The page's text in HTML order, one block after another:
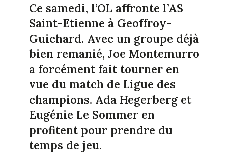
Ce samedi, l’OL affronte l’AS
Saint-Etienne à Geoffroy-
Guichard. Avec un groupe déjà
bien remanié, Joe Montemurro
a forcément fait tourner en
vue du match de Ligue des
champions. Ada Hegerberg et
Eugénie Le Sommer en
profitent pour prendre du
temps de jeu.